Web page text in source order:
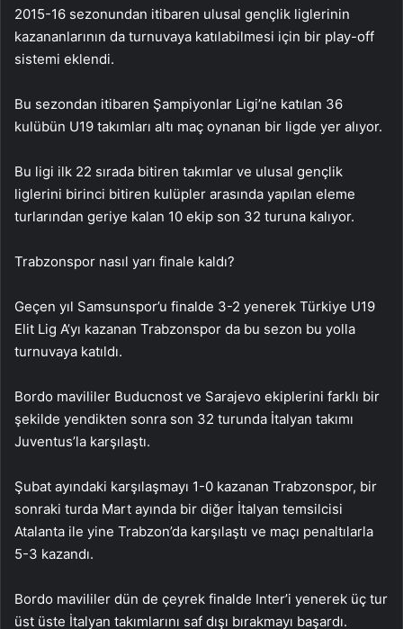
2015-16 sezonundan itibaren ulusal gençlik liglerinin
kazananlarının da turnuvaya katılabilmesi için bir play-off
sistemi eklendi.
Bu sezondan itibaren Şampiyonlar Ligi’ne katılan 36
kulübün U19 takımları altı maç oynanan bir ligde yer alıyor.
Bu ligi ilk 22 sırada bitiren takımlar ve ulusal gençlik
liglerini birinci bitiren kulüpler arasında yapılan eleme
turlarından geriye kalan 10 ekip son 32 turuna kalıyor.
Trabzonspor nasıl yarı finale kaldı?
Geçen yıl Samsunspor’u finalde 3-2 yenerek Türkiye U19
Elit Lig A’yı kazanan Trabzonspor da bu sezon bu yolla
turnuvaya katıldı.
Bordo mavililer Buducnost ve Sarajevo ekiplerini farklı bir
şekilde yendikten sonra son 32 turunda İtalyan takımı
Juventus’la karşılaştı.
Şubat ayındaki karşılaşmayı 1-0 kazanan Trabzonspor, bir
sonraki turda Mart ayında bir diğer İtalyan temsilcisi
Atalanta ile yine Trabzon’da karşılaştı ve maçı penaltılarla
5-3 kazandı.
Bordo mavililer dün de çeyrek finalde Inter’i yenerek üç tur
üst üste İtalyan takımlarını saf dışı bırakmayı başardı.